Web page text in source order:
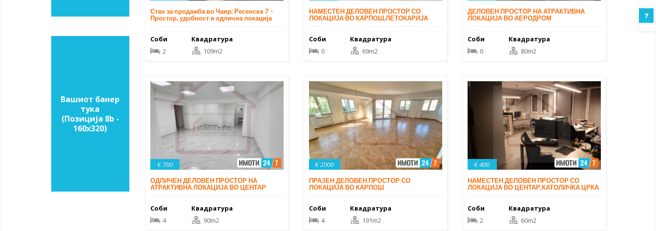
Вашиот банер
тука
(Позиција 8b -
160х320)
Стан за продажба во Чаир, Ресенска 7 –
Простор, удобност и одлична локација
Соби
2
Квадратура
109m2
НАМЕСТЕН ДЕЛОВЕН ПРОСТОР СО
ЛОКАЦИЈА ВО КАРПОШ,ЛЕТОКАРИЈА
Соби
0
Квадратура
69m2
ДЕЛОВЕН ПРОСТОР НА АТРАКТИВНА
ЛОКАЦИЈА ВО АЕРОДРОМ
Соби
0
Квадратура
80m2
€ 700
ОДЛИЧЕН ДЕЛОВЕН ПРОСТОР НА
АТРАКТИВНА ЛОКАЦИЈА ВО ЦЕНТАР
Соби
4
Квадратура
90m2
€ 2000
ПРАЗЕН ДЕЛОВЕН ПРОСТОР СО
ЛОКАЦИЈА ВО КАРПОШ
Соби
4
Квадратура
191m2
€ 400
НАМЕСТЕН ДЕЛОВЕН ПРОСТОР СО
ЛОКАЦИЈА ВО ЦЕНТАР,КАТОЛИЧКА ЦРКА
Соби
2
Квадратура
60m2